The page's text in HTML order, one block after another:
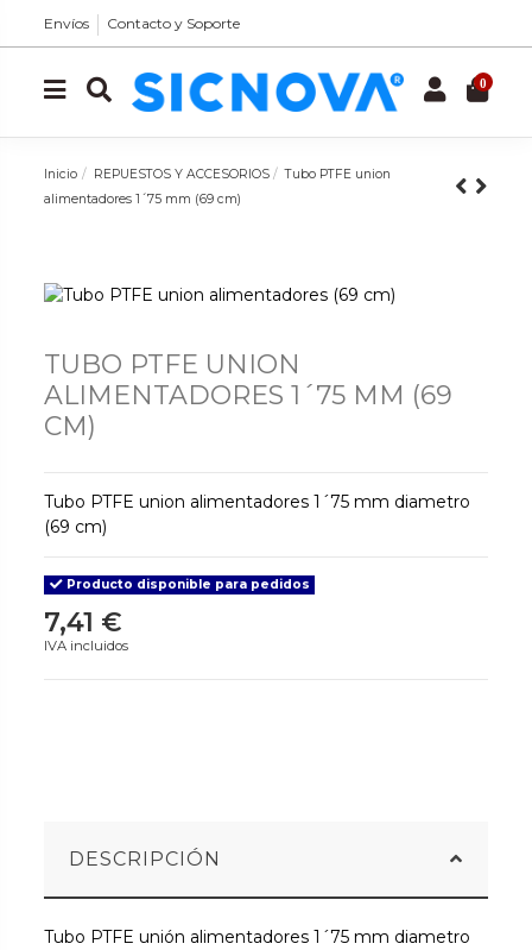
Envíos Contacto y Soporte
0
Inicio REPUESTOS Y ACCESORIOS
Tubo PTFE union
alimentadores 1´75 mm (69 cm)
TUBO PTFE UNION
ALIMENTADORES 1´75 MM (69
CM)
Tubo PTFE union alimentadores 1´75 mm diametro
(69 cm)
Producto disponible para pedidos
7,41 €
IVA incluidos
DESCRIPCIÓN
Tubo PTFE unión alimentadores 1´75 mm diametro